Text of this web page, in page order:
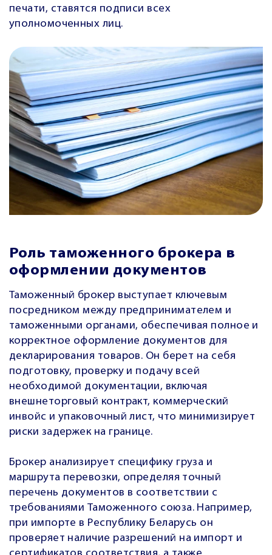
печати, ставятся подписи всех
уполномоченных лиц.
Роль таможенного брокера в
оформлении документов
Таможенный брокер выступает ключевым
посредником между предпринимателем и
таможенными органами, обеспечивая полное и
корректное оформление документов для
декларирования товаров. Он берет на себя
подготовку, проверку и подачу всей
необходимой документации, включая
внешнеторговый контракт, коммерческий
инвойс и упаковочный лист, что минимизирует
риски задержек на границе.
Брокер анализирует специфику груза и
маршрута перевозки, определяя точный
перечень документов в соответствии с
требованиями Таможенного союза. Например,
при импорте в Республику Беларусь он
проверяет наличие разрешений на импорт и